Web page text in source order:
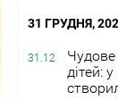
31 ГРУДНЯ,
31.12
дітей: